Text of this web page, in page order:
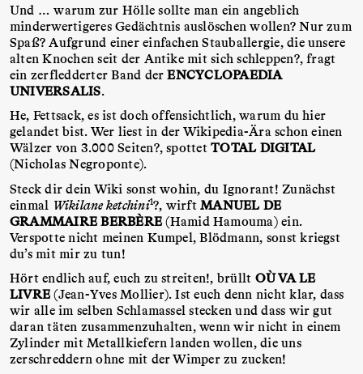
Und … warum zur Hölle sollte man ein angeblich
minderwertigeres Gedächtnis auslöschen wollen? Nur zum
Spaß? Aufgrund einer einfachen Stauballergie, die unsere
alten Knochen seit der Antike mit sich schleppen?, fragt
ein zerfledderter Band derENCYCLOPAEDIA
UNIVERSALIS
He, Fettsack, es ist doch offensichtlich, warum du hier
gelandet bist. Wer liest in der Wikipedia-Ära schon einen
Wälzer von 3.000 Seiten?, spottetTOTAL DIGITAL
(Nicholas Negroponte).
Steck dir dein Wiki sonst wohin, du Ignorant! Zunächst
einmal Wikilane ketchini1?, wirft MANUEL DE
GRAMMAIRE BERBÈRE(Hamid Hamouma) ein.
Verspotte nicht meinen Kumpel, Blödmann, sonst kriegst
du’s mit mir zu tun!
Hört endlich auf, euch zu streiten!, brüllt OÙ VA LE
LIVRE(Jean-Yves Mollier). Ist euch denn nicht klar, dass
wir alle im selben Schlamassel stecken und dass wir gut
daran täten zusammenzuhalten, wenn wir nicht in einem
Zylinder mit Metallkiefern landen wollen, die uns
zerschreddern ohne mit der Wimper zu zucken!